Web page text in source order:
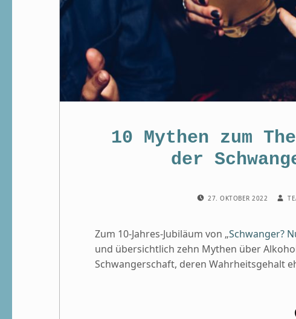
10 Mythen zum
der
27. OKTOBER 2022
Zum 10-Jahres-Jubiläum von „Schwanger?
und übersichtlich zehn Mythen über
Schwangerschaft, deren Wahrheitsgehalt